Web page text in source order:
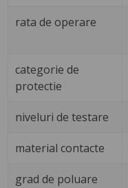
rata de operare
categorie de
protectie
niveluri de testare
material contacte
grad de poluare